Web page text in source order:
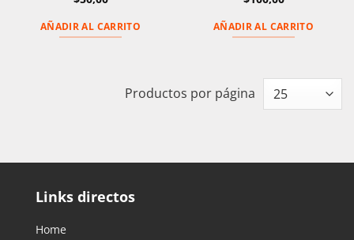
AÑADIR AL CARRITO AÑADIR AL CARRITO
Productos por página
Links directos
Home